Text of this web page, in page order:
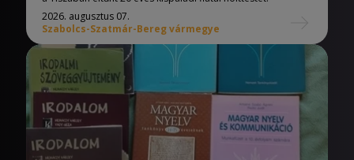
2026. augusztus 07.
Szabolcs-Szatmár-Bereg vármegye